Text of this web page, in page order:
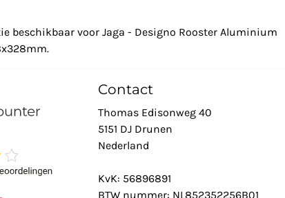
beschikbaar voor Jaga - Designo Rooster Aluminium
Contact
Thomas Edisonweg 40
5151 DJ Drunen
Nederland
KvK: 56896891
BTW nummer: NL852352256B01